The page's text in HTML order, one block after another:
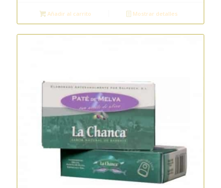
Añadir al carrito Mostrar detalles